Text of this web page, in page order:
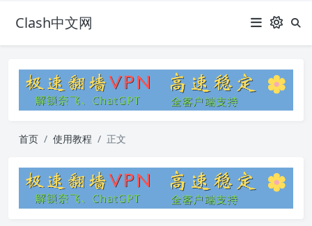
Clash中文网
首页 使用教程 正文